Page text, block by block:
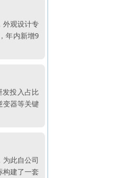
外观设计专
年内新增9
投入占比
变器等关键
此自公司
构建了一套